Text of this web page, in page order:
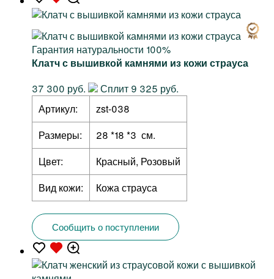
Гарантия натуральности 100%
Клатч с вышивкой камнями из кожи страуса
37 300 руб.
Сплит 9 325 руб.
Артикул:
zst-038
Размеры:
28 *18 *3 см.
Цвет:
Красный, Розовый
Вид кожи:
Кожа страуса
Сообщить о поступлении